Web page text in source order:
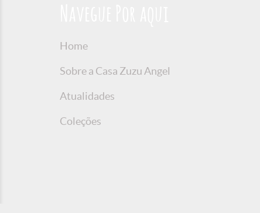
Home
Sobre a Casa Zuzu Angel
Atualidades
Coleções